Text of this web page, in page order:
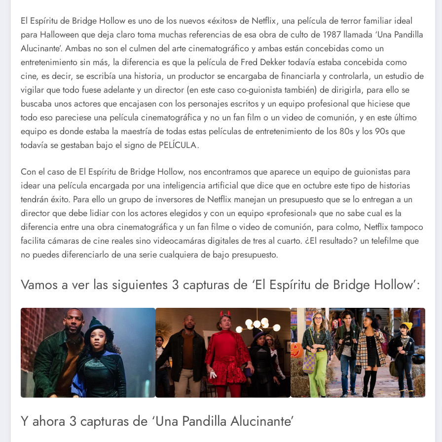
El Espíritu de Bridge Hollow es uno de los nuevos «éxitos» de Netflix, una película de terror familiar ideal
para Halloween que deja claro toma muchas referencias de esa obra de culto de 1987 llamada ‘Una Pandilla
Alucinante’. Ambas no son el culmen del arte cinematográfico y ambas están concebidas como un
entretenimiento sin más, la diferencia es que la película de Fred Dekker todavía estaba concebida como
cine, es decir, se escribía una historia, un productor se encargaba de financiarla y controlarla, un estudio de
vigilar que todo fuese adelante y un director (en este caso co-guionista también) de dirigirla, para ello se
buscaba unos actores que encajasen con los personajes escritos y un equipo profesional que hiciese que
todo eso pareciese una película cinematográfica y no un fan film o un video de comunión, y en este último
equipo es donde estaba la maestría de todas estas películas de entretenimiento de los 80s y los 90s que
todavía se gestaban bajo el signo de PELÍCULA.
Con el caso de El Espíritu de Bridge Hollow, nos encontramos que aparece un equipo de guionistas para
idear una película encargada por una inteligencia artificial que dice que en octubre este tipo de historias
tendrán éxito. Para ello un grupo de inversores de Netflix manejan un presupuesto que se lo entregan a un
director que debe lidiar con los actores elegidos y con un equipo «profesional» que no sabe cual es la
diferencia entre una obra cinematográfica y un fan filme o video de comunión, para colmo, Netflix tampoco
facilita cámaras de cine reales sino videocamáras digitales de tres al cuarto. ¿El resultado? un telefilme que
no puedes diferenciarlo de una serie cualquiera de bajo presupuesto.
Vamos a ver las siguientes 3 capturas de ‘El Espíritu de Bridge Hollow’:
Y ahora 3 capturas de ‘Una Pandilla Alucinante’